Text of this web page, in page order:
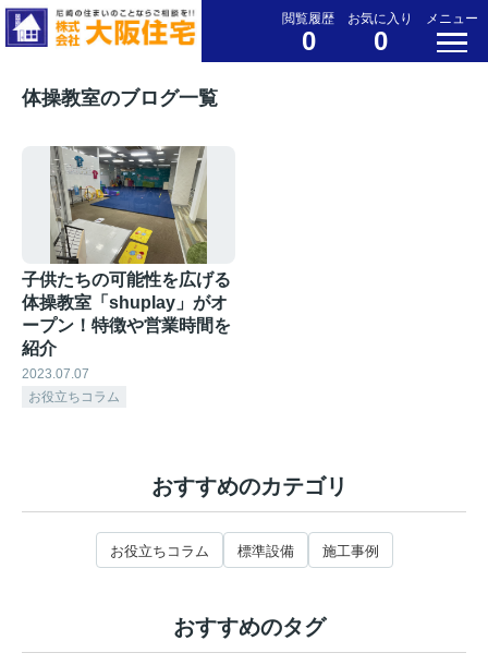
閲覧履歴
0
お気に入り
0
メニュー
体操教室のブログ一覧
子供たちの可能性を広げる
体操教室「shuplay」がオ
ープン！特徴や営業時間を
紹介
2023.07.07
お役立ちコラム
おすすめのカテゴリ
お役立ちコラム 標準設備 施工事例
おすすめのタグ